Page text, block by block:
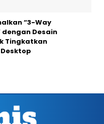
“3-Way
dengan Desain
Tingkatkan